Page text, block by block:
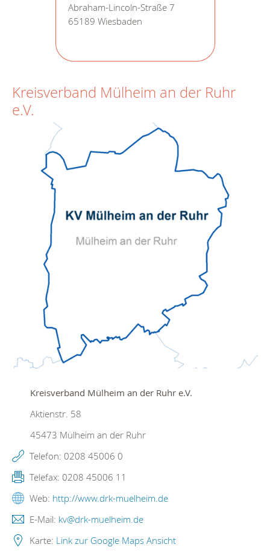
Abraham-Lincoln-Straße 7
65189 Wiesbaden
Kreisverband Mülheim an der Ruhr
e.V.
Kreisverband Mülheim an der Ruhr e.V.
Aktienstr. 58
45473 Mülheim an der Ruhr
Telefon: 0208 45006 0
Telefax: 0208 45006 11
Web: http://www.drk-muelheim.de
E-Mail: kv@drk-muelheim.de
Karte: Link zur Google Maps Ansicht